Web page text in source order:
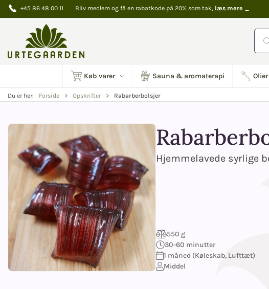
+45 86 48 00 11 Bliv medlem og få en rabatkode på 20% som tak, læs mere
Køb varer Sauna & aromaterapi
Du er her: Forside Opskrifter Rabarberbolsjer
Hjemmelavede syrlige
550 g
30-60 minutter
1 måned (Køleskab, Lufttæt)
Middel